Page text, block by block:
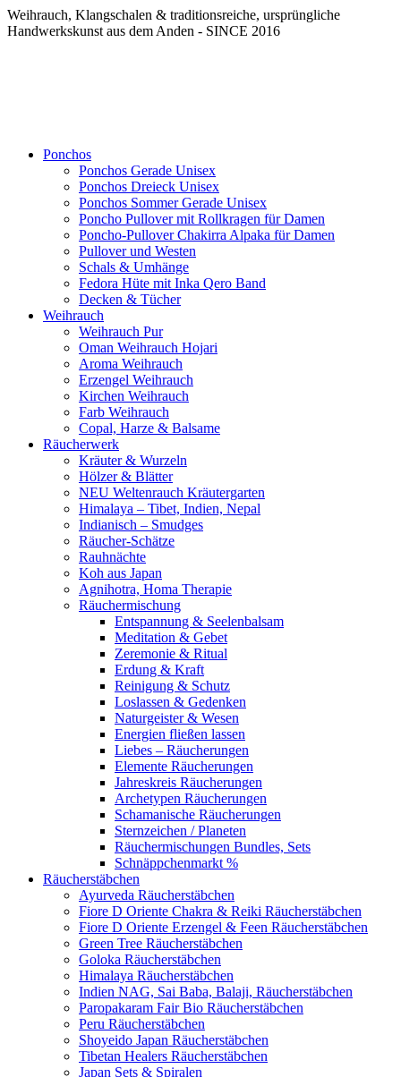
Weihrauch, Klangschalen & traditionsreiche, ursprüngliche
Handwerkskunst aus dem Anden - SINCE 2016
Ponchos
Ponchos Gerade Unisex
Ponchos Dreieck Unisex
Ponchos Sommer Gerade Unisex
Poncho Pullover mit Rollkragen für Damen
Poncho-Pullover Chakirra Alpaka für Damen
Pullover und Westen
Schals & Umhänge
Fedora Hüte mit Inka Qero Band
Decken & Tücher
Weihrauch
Weihrauch Pur
Oman Weihrauch Hojari
Aroma Weihrauch
Erzengel Weihrauch
Kirchen Weihrauch
Farb Weihrauch
Copal, Harze & Balsame
Räucherwerk
Kräuter & Wurzeln
Hölzer & Blätter
NEU Weltenrauch Kräutergarten
Himalaya – Tibet, Indien, Nepal
Indianisch – Smudges
Räucher-Schätze
Rauhnächte
Koh aus Japan
Agnihotra, Homa Therapie
Räuchermischung
Entspannung & Seelenbalsam
Meditation & Gebet
Zeremonie & Ritual
Erdung & Kraft
Reinigung & Schutz
Loslassen & Gedenken
Naturgeister & Wesen
Energien fließen lassen
Liebes – Räucherungen
Elemente Räucherungen
Jahreskreis Räucherungen
Archetypen Räucherungen
Schamanische Räucherungen
Sternzeichen / Planeten
Räuchermischungen Bundles, Sets
Schnäppchenmarkt %
Räucherstäbchen
Ayurveda Räucherstäbchen
Fiore D Oriente Chakra & Reiki Räucherstäbchen
Fiore D Oriente Erzengel & Feen Räucherstäbchen
Green Tree Räucherstäbchen
Goloka Räucherstäbchen
Himalaya Räucherstäbchen
Indien NAG, Sai Baba, Balaji, Räucherstäbchen
Paropakaram Fair Bio Räucherstäbchen
Peru Räucherstäbchen
Shoyeido Japan Räucherstäbchen
Tibetan Healers Räucherstäbchen
Japan Sets & Spiralen